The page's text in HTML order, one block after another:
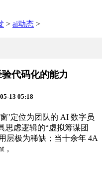
> ai动态 >
代码化的能力
13 05:18
定位为团队的 AI 数字员
思虑逻辑的“虚拟筹谋团
层极为稀缺；当十余年 4A